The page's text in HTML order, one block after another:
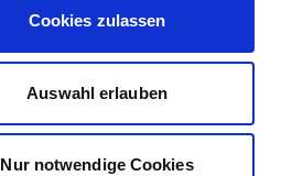
Cookies zulassen
Auswahl erlauben
Nur notwendige Cookies